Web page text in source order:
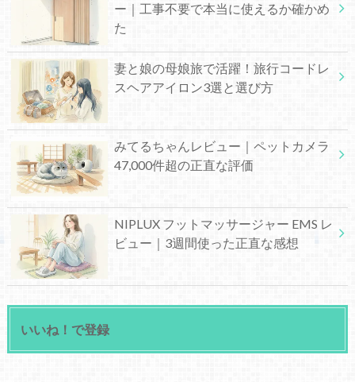
ー｜工事不要で本当に使えるか確かめ
た
妻と娘の母娘旅で活躍！旅行コードレ
スヘアアイロン3選と選び方
みてるちゃんレビュー｜ペットカメラ
47,000件超の正直な評価
NIPLUX フットマッサージャー EMS レ
ビュー｜3週間使った正直な感想
いいね！で登録